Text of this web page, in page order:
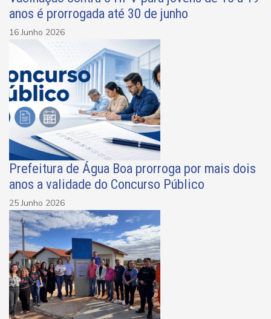
anos é prorrogada até 30 de junho
16 Junho 2026
Prefeitura de Água Boa prorroga por mais dois
anos a validade do Concurso Público
25 Junho 2026